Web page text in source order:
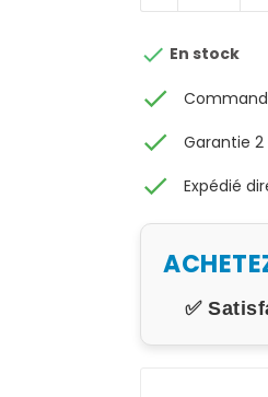
 En stock
check
check Garantie 2
check Expédié
✅